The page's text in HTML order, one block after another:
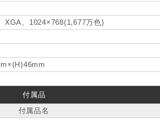
XGA、1024×768(1,677万色)
付属品
付属品名